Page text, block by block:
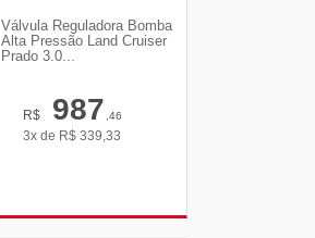
Válvula Reguladora Bomba
Alta Pressão Land Cruiser
Prado 3.0...
R$ 987,46
3x de R$ 339,33